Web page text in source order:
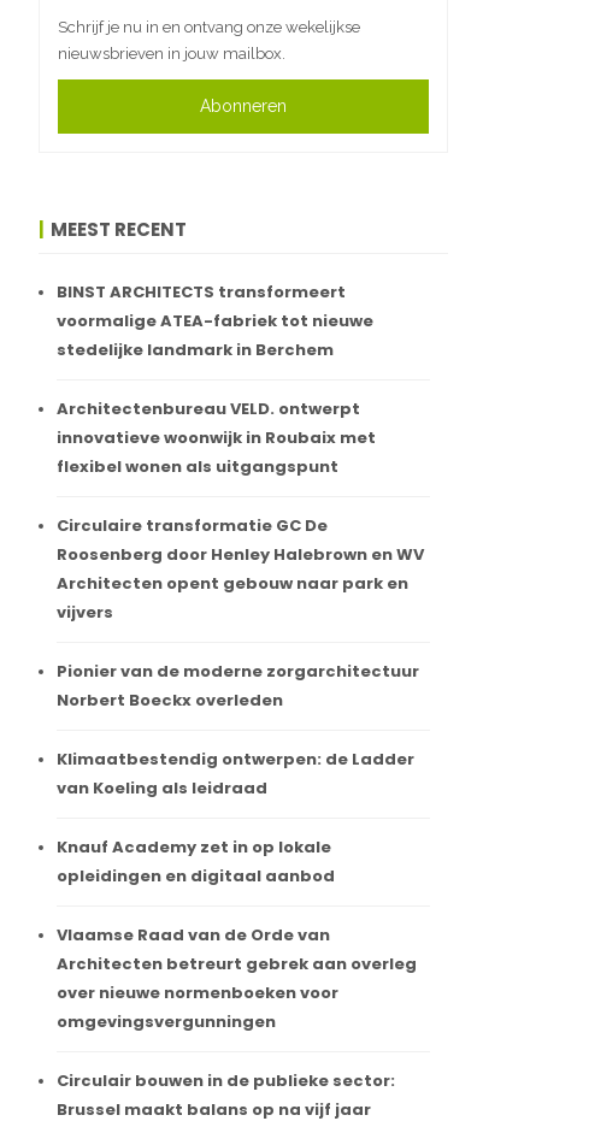
Schrijf je nu in en ontvang onze wekelijkse
nieuwsbrieven in jouw mailbox.
Abonneren
MEEST RECENT
BINST ARCHITECTS transformeert
voormalige ATEA-fabriek tot nieuwe
stedelijke landmark in Berchem
Architectenbureau VELD. ontwerpt
innovatieve woonwijk in Roubaix met
flexibel wonen als uitgangspunt
Circulaire transformatie GC De
Roosenberg door Henley Halebrown en WV
Architecten opent gebouw naar park en
vijvers
Pionier van de moderne zorgarchitectuur
Norbert Boeckx overleden
Klimaatbestendig ontwerpen: de Ladder
van Koeling als leidraad
Knauf Academy zet in op lokale
opleidingen en digitaal aanbod
Vlaamse Raad van de Orde van
Architecten betreurt gebrek aan overleg
over nieuwe normenboeken voor
omgevingsvergunningen
Circulair bouwen in de publieke sector:
Brussel maakt balans op na vijf jaar